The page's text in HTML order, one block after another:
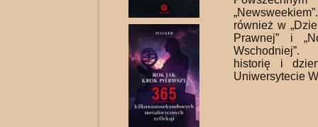
również w
Prawnej” i
historię i
Uniwersytecie